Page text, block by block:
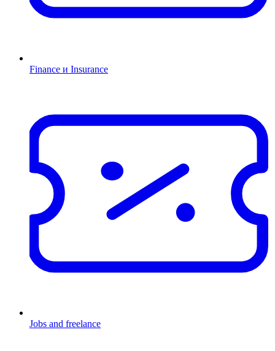
Finance и Insurance
Jobs and freelance